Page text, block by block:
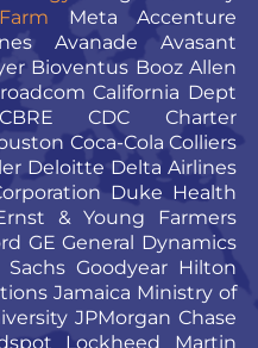
MetaAccenture
AvanadeAvasant
Bioventus Booz Allen
California Dept
CDC Charter
Coca-Cola Colliers
Deloitte Delta Airlines
Duke Health
& Young Farmers
GE General Dynamics
Sachs Goodyear Hilton
Jamaica Ministry of
JPMorgan Chase
Lockheed Martin